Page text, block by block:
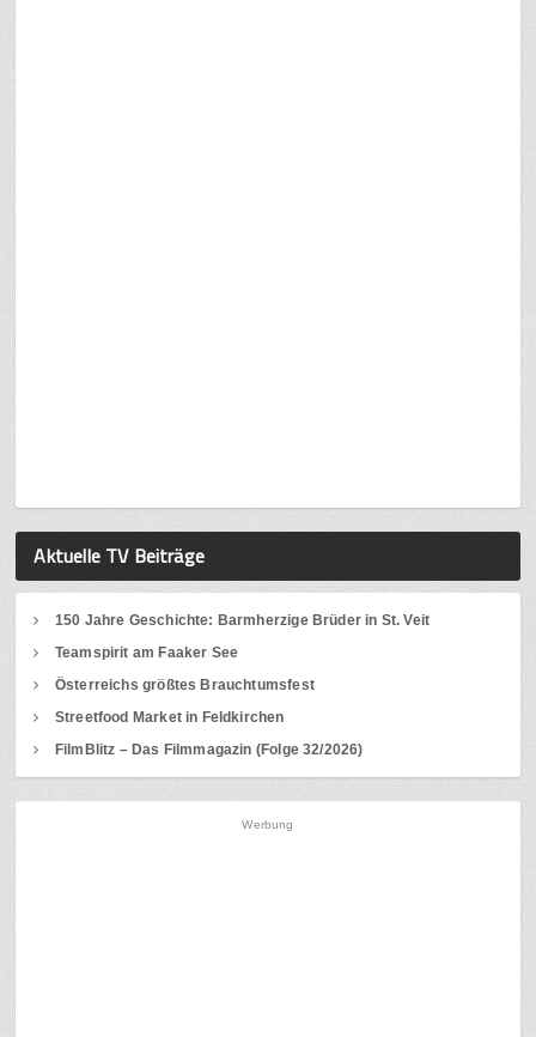
Aktuelle TV Beiträge
150 Jahre Geschichte: Barmherzige Brüder in St. Veit
Teamspirit am Faaker See
Österreichs größtes Brauchtumsfest
Streetfood Market in Feldkirchen
FilmBlitz – Das Filmmagazin (Folge 32/2026)
Werbung